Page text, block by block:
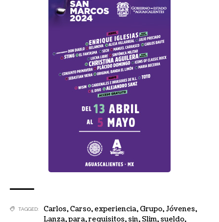
TAGGED: Carlos, Carso, experiencia, Grupo, Jóvenes,
Lanza,para,requisitos, sin, Slim, sueldo,